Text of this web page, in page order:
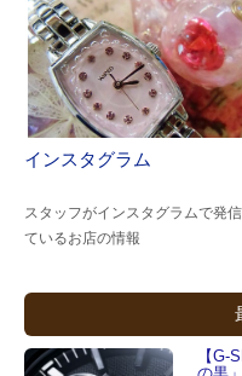
インスタグラム
スタッフがインスタグラムで発
ているお店の情報
【G-